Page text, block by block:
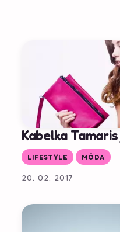
Kabelka
LIFESTYLE MÓDA
20. 02. 2017